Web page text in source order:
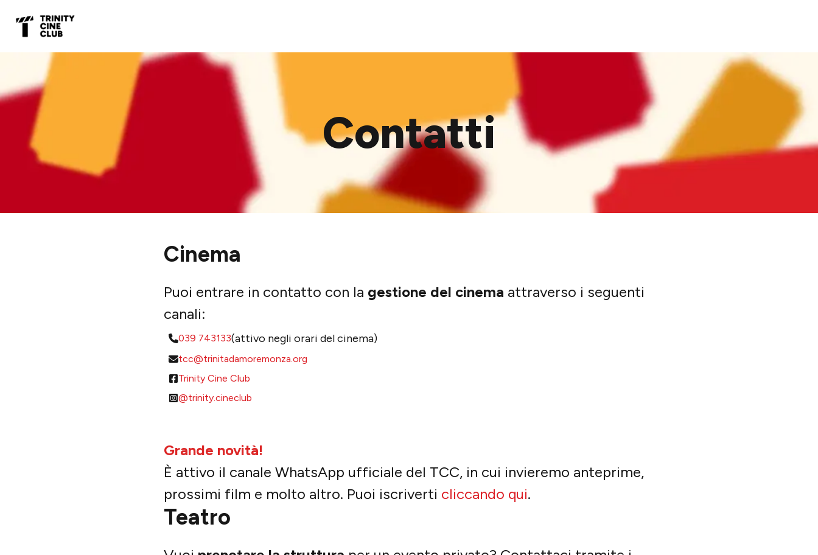
Contatti
Cinema
Puoi entrare in contatto con la gestione del cinema attraverso i seguenti
canali:
039 743133(attivo negli orari del cinema)
tcc@trinitadamoremonza.org
Trinity Cine Club
@trinity.cineclub
Grande novità!
È attivo il canale WhatsApp ufficiale del TCC, in cui invieremo anteprime,
prossimi film e molto altro. Puoi iscriverti cliccando qui.
Teatro